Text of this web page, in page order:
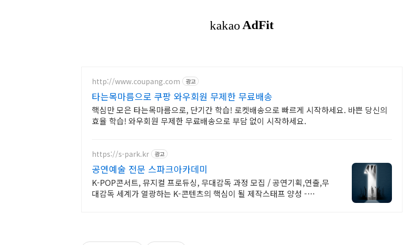
http://www.coupang.com 광고
타는목마름으로 쿠팡 와우회원 무제한 무료배송
핵심만 모은 타는목마름으로, 단기간 학습! 로켓배송으로 빠르게 시작하세요. 바쁜 당신의
효율 학습! 와우회원 무제한 무료배송으로 부담 없이 시작하세요.
https://s-park.kr 광고
공연예술 전문 스파크아카데미
K-POP콘서트, 뮤지컬 프로듀싱, 무대감독 과정 모집 / 공연기획,연출,무
대감독 세계가 열광하는 K-콘텐츠의 핵심이 될 제작스태프 양성 -